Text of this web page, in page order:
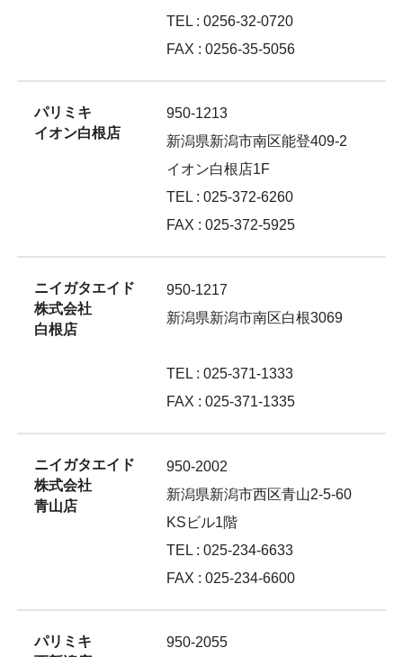
TEL : 0256-32-0720
FAX : 0256-35-5056
パリミキ
イオン白根店
950-1213
新潟県新潟市南区能登409-2
イオン白根店1F
TEL : 025-372-6260
FAX : 025-372-5925
ニイガタエイド
株式会社
白根店
950-1217
新潟県新潟市南区白根3069
TEL : 025-371-1333
FAX : 025-371-1335
ニイガタエイド
株式会社
青山店
950-2002
新潟県新潟市西区青山2-5-60
KSビル1階
TEL : 025-234-6633
FAX : 025-234-6600
パリミキ
950-2055